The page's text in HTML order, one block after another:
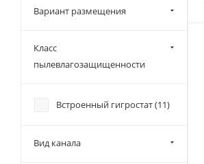
Вариант размещения
Класс
пылевлагозащищенности
Встроенный гигростат (11)
Вид канала